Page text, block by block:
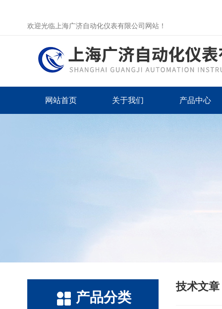
欢迎光临上海广济自动化仪表有限公司网站！
网站首页 关于我们 产品中心
产品分类
技术文章